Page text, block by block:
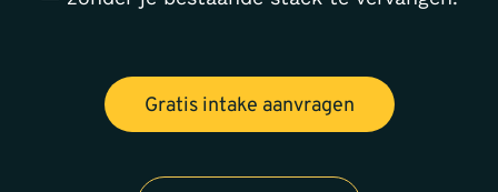
Gratis intake aanvragen